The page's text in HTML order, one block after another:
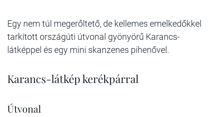
Egy nem túl megerőltető, de kellemes emelkedőkkel
tarkított országúti útvonal gyönyörű Karancs-
látképpel és egy mini skanzenes pihenővel.
Karancs-látkép kerékpárral
Útvonal